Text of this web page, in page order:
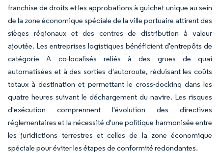
franchise de droits et les approbations à guichet unique au sein
de la zone économique spéciale de la ville portuaire attirent des
sièges régionaux et des centres de distribution à valeur
ajoutée. Les entreprises logistiques bénéficient d'entrepôts de
catégorie A co-localisés reliés à des grues de quai
automatisées et à des sorties d'autoroute, réduisant les coûts
totaux à destination et permettant le cross-docking dans les
quatre heures suivant le déchargement du navire. Les risques
d'exécution comprennent l'évolution des directives
réglementaires et la nécessité d'une politique harmonisée entre
les juridictions terrestres et celles de la zone économique
spéciale pour éviter les étapes de conformité redondantes.